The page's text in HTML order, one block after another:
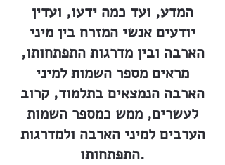
המדע, ועד כמה ידעו, ועדין
יודעים אנשי המזרח בין מיני
הארבה ובין מדרגות התפתחותו,
מראים מספר השמות למיני
הארבה הנמצאים בתלמוד, קרוב
לעשרים, ממש כמספר השמות
הערבים למיני הארבה ולמדרגות
התפתחותו.